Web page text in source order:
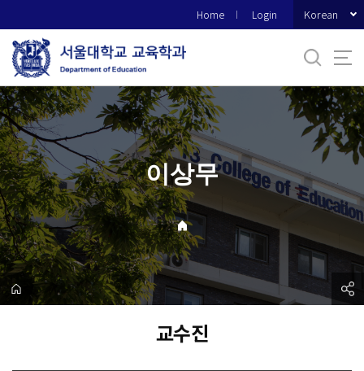
로
메
뉴
Home Login Korean
이상무
교수진